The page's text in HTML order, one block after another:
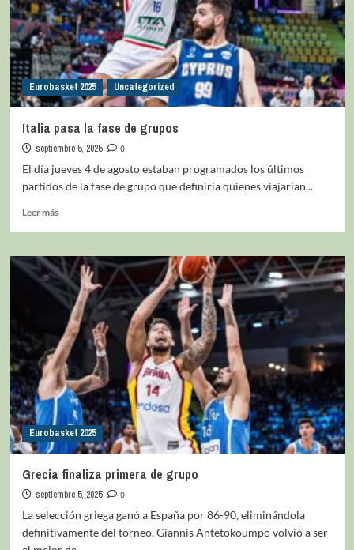
Eurobasket 2025 Uncategorized
Italia pasa la fase de grupos
septiembre 5, 2025
0
El día jueves 4 de agosto estaban programados los últimos
partidos de la fase de grupo que definiría quienes viajarían...
Leer más
Eurobasket 2025
Grecia finaliza primera de grupo
septiembre 5, 2025
0
La selección griega ganó a España por 86-90, eliminándola
definitivamente del torneo. Giannis Antetokoumpo volvió a ser